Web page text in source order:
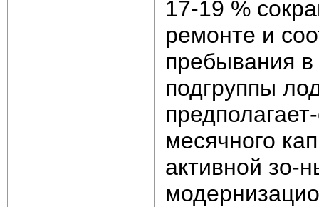
17-19 %
ремонте и
пребывания в
подгруппы
месячного
активной зо-